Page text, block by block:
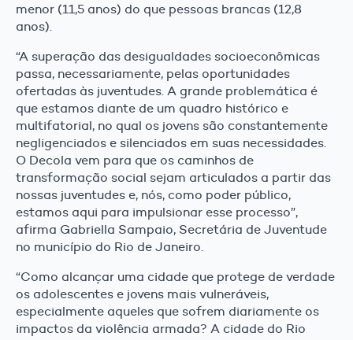
menor (11,5 anos) do que pessoas brancas (12,8
anos).
“A superação das desigualdades socioeconômicas
passa, necessariamente, pelas oportunidades
ofertadas às juventudes. A grande problemática é
que estamos diante de um quadro histórico e
multifatorial, no qual os jovens são constantemente
negligenciados e silenciados em suas necessidades.
O Decola vem para que os caminhos de
transformação social sejam articulados a partir das
nossas juventudes e, nós, como poder público,
estamos aqui para impulsionar esse processo”,
afirma Gabriella Sampaio, Secretária de Juventude
no município do Rio de Janeiro.
“Como alcançar uma cidade que protege de verdade
os adolescentes e jovens mais vulneráveis,
especialmente aqueles que sofrem diariamente os
impactos da violência armada? A cidade do Rio